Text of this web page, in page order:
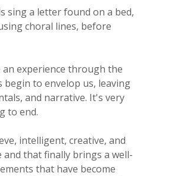
sing a letter found on a bed,
choral lines, before
experience through the
begin to envelop us, leaving
and narrative. It's very
to end.
intelligent, creative, and
that finally brings a well-
that have become